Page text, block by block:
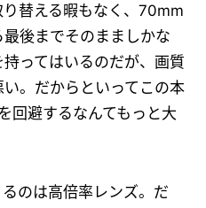
替える暇もなく、70mm
後までそのまましかな
ってはいるのだが、画質
。だからといってこの本
回避するなんてもっと大
のは高倍率レンズ。だ